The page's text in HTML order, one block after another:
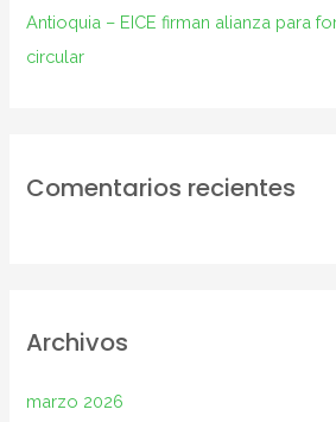
Antioquia – EICE firman alianza para
circular
Comentarios recientes
Archivos
marzo 2026